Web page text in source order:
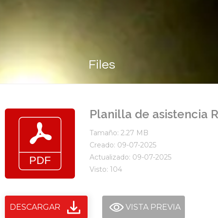
Files
Planilla de asistencia
Tamaño: 2.27 MB
Creado: 09-07-2025
Actualizado: 09-07-2025
Visto: 104
DESCARGAR VISTA PREVIA